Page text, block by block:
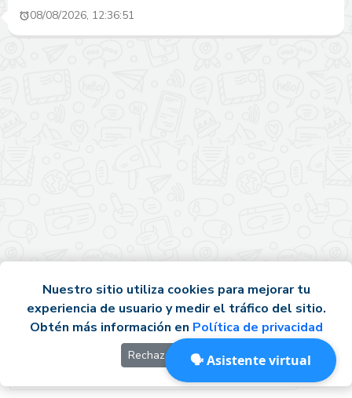
08/08/2026, 12:36:51
🗣️ Asistente virtual
Nuestro sitio utiliza cookies para mejorar tu
experiencia de usuario y medir el tráfico del sitio.
Obtén más información en Política de privacidad
Rechazar Okay